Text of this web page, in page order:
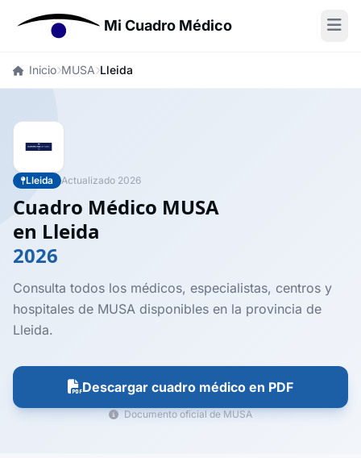
Mi Cuadro Médico
Inicio MUSA Lleida
Lleida Actualizado 2026
Cuadro Médico MUSA
en Lleida
2026
Consulta todos los médicos, especialistas, centros y
hospitales de MUSA disponibles en la provincia de
Lleida.
Descargar cuadro médico en PDF
Documento oficial de MUSA